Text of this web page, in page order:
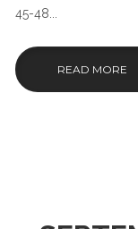
45-48...
READ MORE